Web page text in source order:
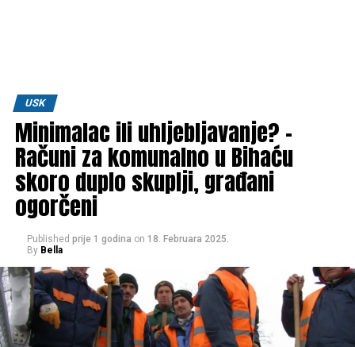
USK
Minimalac ili uhljebljavanje? –
Računi za komunalno u Bihaću
skoro duplo skuplji, građani
ogorčeni
Published prije 1 godina on 18. Februara 2025.
By Bella